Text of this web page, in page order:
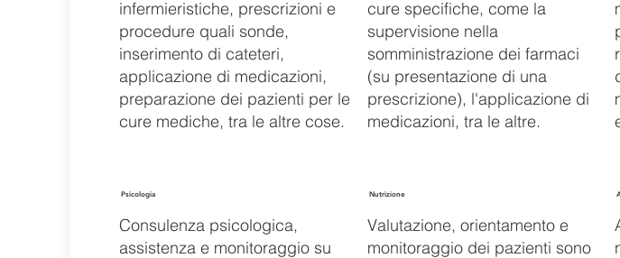
infermieristiche, prescrizioni e
procedure quali sonde,
inserimento di cateteri,
applicazione di medicazioni,
preparazione dei pazienti per le
cure mediche, tra le altre cose.
cure specifiche, come la
supervisione nella
somministrazione dei farmaci
(su presentazione di una
prescrizione), l'applicazione di
medicazioni, tra le altre.
Psicologia
Consulenza psicologica,
assistenza e monitoraggio su
Nutrizione
Valutazione, orientamento e
monitoraggio dei pazienti sono